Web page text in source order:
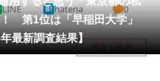
第1位は「早稲田大学」
最新調査結果】
LINE hatena 0
目次を表示